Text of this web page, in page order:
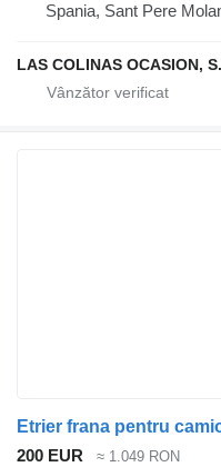
Spania, Sant Pere
LAS COLINAS OCASION,
Etrier frana pentru
200 EUR
≈ 1.049 RON